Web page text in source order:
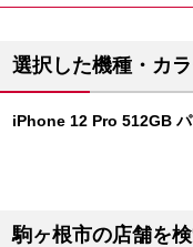
選択した機種・カ
iPhone 12 Pro 512GB
駒ヶ根市の店舗を